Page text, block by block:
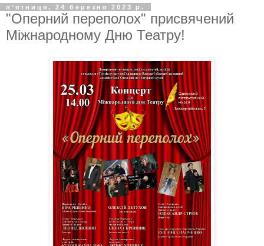
пʼятниця, 24 березня 2023 р.
"Оперний переполох" присвячений
Міжнародному Дню Театру!